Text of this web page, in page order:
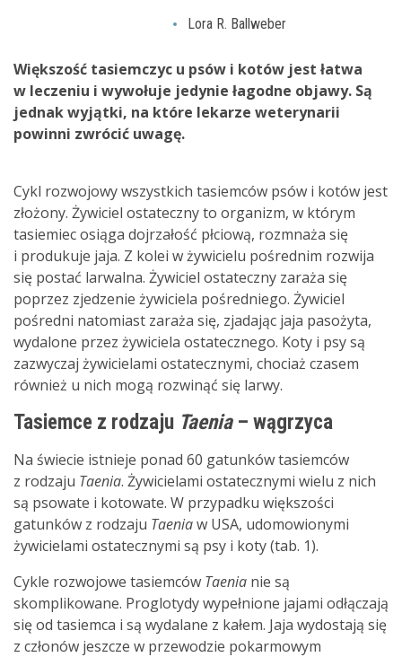
Lora R. Ballweber
Większość tasiemczyc u psów i kotów jest łatwa
w leczeniu i wywołuje jedynie łagodne objawy. Są
jednak wyjątki, na które lekarze weterynarii
powinni zwrócić uwagę.
Cykl rozwojowy wszystkich tasiemców psów i kotów jest
złożony. Żywiciel ostateczny to organizm, w którym
tasiemiec osiąga dojrzałość płciową, rozmnaża się
i produkuje jaja. Z kolei w żywicielu pośrednim rozwija
się postać larwalna. Żywiciel ostateczny zaraża się
poprzez zjedzenie żywiciela pośredniego. Żywiciel
pośredni natomiast zaraża się, zjadając jaja pasożyta,
wydalone przez żywiciela ostatecznego. Koty i psy są
zazwyczaj żywicielami ostatecznymi, chociaż czasem
również u nich mogą rozwinąć się larwy.
Tasiemce z rodzaju Taenia– wągrzyca
Na świecie istnieje ponad 60 gatunków tasiemców
z rodzaju Taenia. Żywicielami ostatecznymi wielu z nich
są psowate i kotowate. W przypadku większości
gatunków z rodzaju Taeniaw USA, udomowionymi
żywicielami ostatecznymi są psy i koty (tab. 1).
Cykle rozwojowe tasiemców Taenia nie są
skomplikowane. Proglotydy wypełnione jajami odłączają
się od tasiemca i są wydalane z kałem. Jaja wydostają się
z członów jeszcze w przewodzie pokarmowym